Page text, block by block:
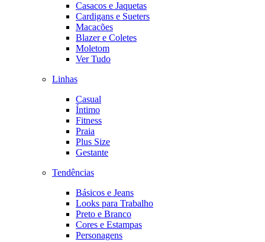
Casacos e Jaquetas
Cardigans e Sueters
Macacões
Blazer e Coletes
Moletom
Ver Tudo
Linhas
Casual
Íntimo
Fitness
Praia
Plus Size
Gestante
Tendências
Básicos e Jeans
Looks para Trabalho
Preto e Branco
Cores e Estampas
Personagens